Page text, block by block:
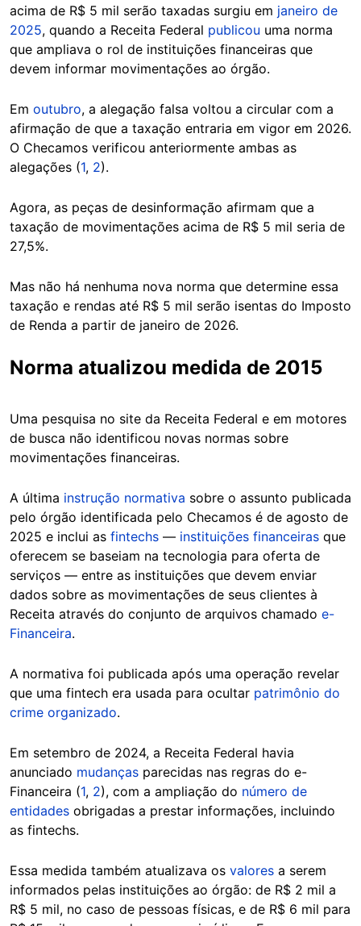
acima de R$ 5 mil serão taxadas surgiu em janeiro de
2025, quando a Receita Federal publicou uma norma
que ampliava o rol de instituições financeiras que
devem informar movimentações ao órgão.
Em outubro, a alegação falsa voltou a circular com a
afirmação de que a taxação entraria em vigor em 2026.
O Checamos verificou anteriormente ambas as
alegações (1, 2).
Agora, as peças de desinformação afirmam que a
taxação de movimentações acima de R$ 5 mil seria de
27,5%.
Mas não há nenhuma nova norma que determine essa
taxação e rendas até R$ 5 mil serão isentas do Imposto
de Renda a partir de janeiro de 2026.
Norma atualizou medida de 2015
Uma pesquisa no site da Receita Federal e em motores
de busca não identificou novas normas sobre
movimentações financeiras.
A última instrução normativa sobre o assunto publicada
pelo órgão identificada pelo Checamos é de agosto de
2025 e inclui as fintechs — instituições financeiras que
oferecem se baseiam na tecnologia para oferta de
serviços — entre as instituições que devem enviar
dados sobre as movimentações de seus clientes à
Receita através do conjunto de arquivos chamado e-
Financeira.
A normativa foi publicada após uma operação revelar
que uma fintech era usada para ocultar patrimônio do
crime organizado.
Em setembro de 2024, a Receita Federal havia
anunciado mudanças parecidas nas regras do e-
Financeira (1, 2), com a ampliação do número de
entidades obrigadas a prestar informações, incluindo
as fintechs.
Essa medida também atualizava os valores a serem
informados pelas instituições ao órgão: de R$ 2 mil a
R$ 5 mil, no caso de pessoas físicas, e de R$ 6 mil para